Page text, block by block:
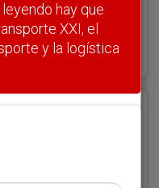
hay que
XXI, el
y la logística